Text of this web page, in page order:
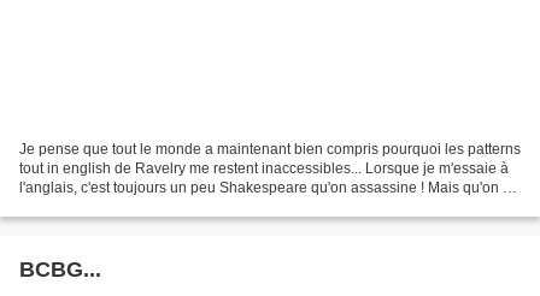
Je pense que tout le monde a maintenant bien compris pourquoi les patterns
tout in english de Ravelry me restent inaccessibles... Lorsque je m'essaie à
l'anglais, c'est toujours un peu Shakespeare qu'on assassine ! Mais qu'on se
BCBG...